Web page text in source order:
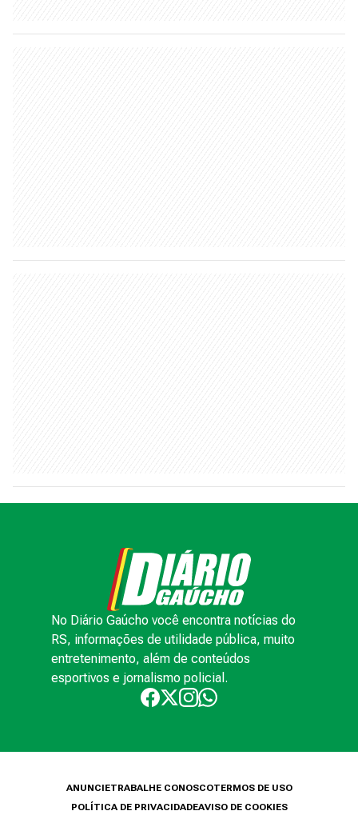
No Diário Gaúcho você encontra notícias do
RS, informações de utilidade pública, muito
entretenimento, além de conteúdos
esportivos e jornalismo policial.
ANUNCIETRABALHE CONOSCOTERMOS DE USO
POLÍTICA DE PRIVACIDADEAVISO DE COOKIES